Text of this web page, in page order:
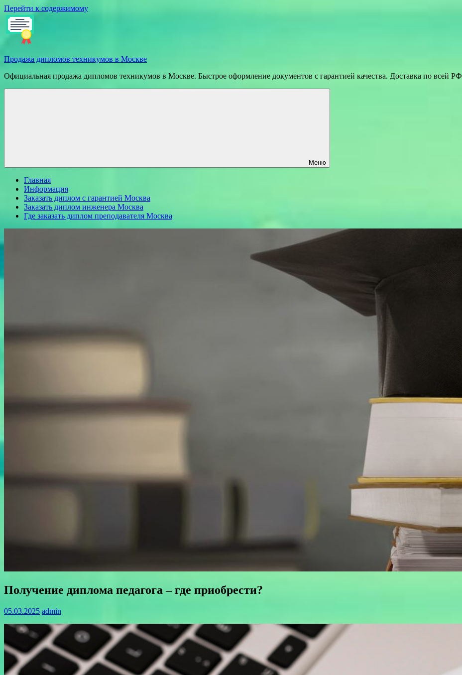
Перейти к содержимому
Продажа дипломов техникумов в Москве
Официальная продажа дипломов техникумов в Москве. Быстрое оформление документов с гарантией качества. Доставка по всей РФ
Меню
Главная
Информация
Заказать диплом с гарантией Москва
Заказать диплом инженера Москва
Где заказать диплом преподавателя Москва
Получение диплома педагога – где приобрести?
05.03.2025 admin